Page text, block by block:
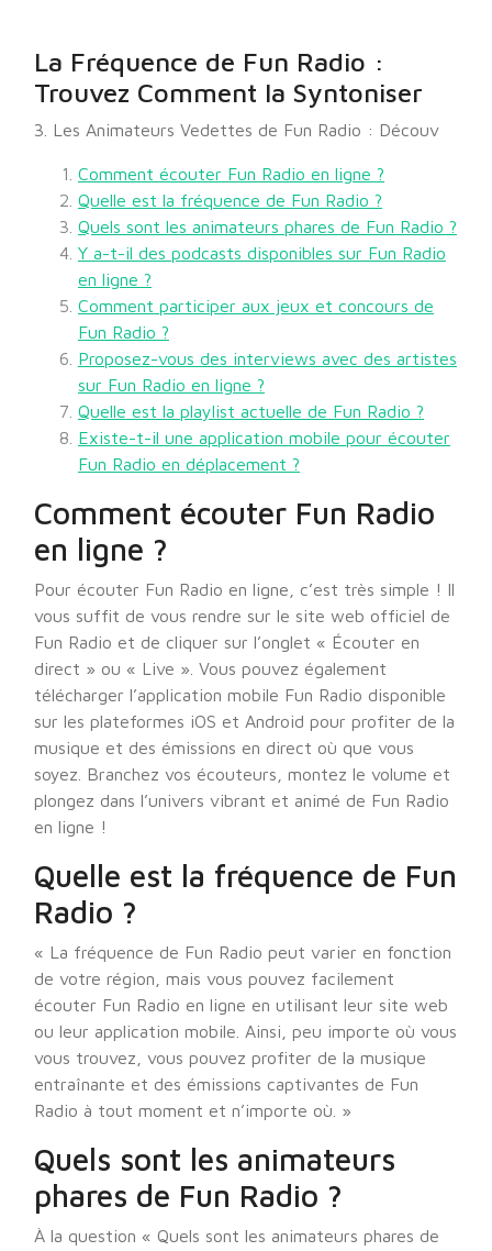
La Fréquence de Fun Radio :
Trouvez Comment la Syntoniser
3. Les Animateurs Vedettes de Fun Radio : Découv
Comment écouter Fun Radio en ligne ?
Quelle est la fréquence de Fun Radio ?
Quels sont les animateurs phares de Fun Radio ?
Y a-t-il des podcasts disponibles sur Fun Radio
en ligne ?
Comment participer aux jeux et concours de
Fun Radio ?
Proposez-vous des interviews avec des artistes
sur Fun Radio en ligne ?
Quelle est la playlist actuelle de Fun Radio ?
Existe-t-il une application mobile pour écouter
Fun Radio en déplacement ?
Comment écouter Fun Radio
en ligne ?
Pour écouter Fun Radio en ligne, c’est très simple ! Il
vous suffit de vous rendre sur le site web officiel de
Fun Radio et de cliquer sur l’onglet « Écouter en
direct » ou « Live ». Vous pouvez également
télécharger l’application mobile Fun Radio disponible
sur les plateformes iOS et Android pour profiter de la
musique et des émissions en direct où que vous
soyez. Branchez vos écouteurs, montez le volume et
plongez dans l’univers vibrant et animé de Fun Radio
en ligne !
Quelle est la fréquence de Fun
Radio ?
« La fréquence de Fun Radio peut varier en fonction
de votre région, mais vous pouvez facilement
écouter Fun Radio en ligne en utilisant leur site web
ou leur application mobile. Ainsi, peu importe où vous
vous trouvez, vous pouvez profiter de la musique
entraînante et des émissions captivantes de Fun
Radio à tout moment et n’importe où. »
Quels sont les animateurs
phares de Fun Radio ?
À la question « Quels sont les animateurs phares de